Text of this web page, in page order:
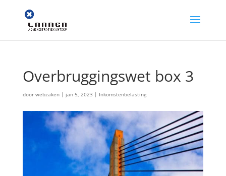
Overbruggingswet box 3
door webzaken| jan 5, 2023 | Inkomstenbelasting